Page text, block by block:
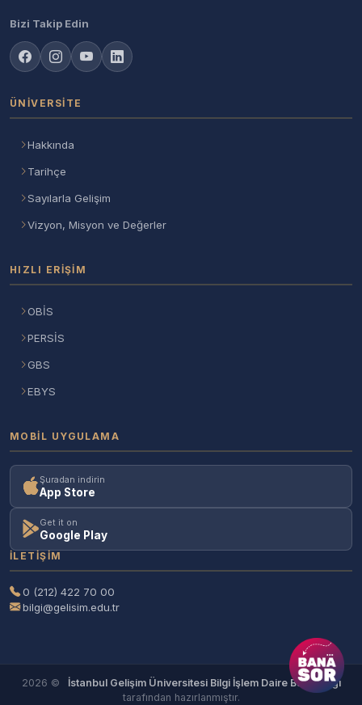
Bizi Takip Edin
ÜNIVERSITE
Hakkında
Tarihçe
Sayılarla Gelişim
Vizyon, Misyon ve Değerler
HIZLI ERIŞIM
OBİS
PERSİS
GBS
EBYS
MOBIL UYGULAMA
Şuradan indirin
App Store
Get it on
Google Play
İLETIŞIM
0 (212) 422 70 00
bilgi@gelisim.edu.tr
2026 ©
İstanbul Gelişim Üniversitesi Bilgi İşlem Daire Başkanlığı
tarafından hazırlanmıştır.